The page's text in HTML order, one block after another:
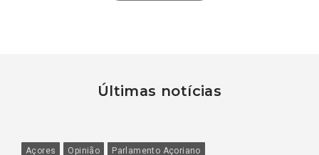
Últimas notícias
Açores Opinião Parlamento Açoriano